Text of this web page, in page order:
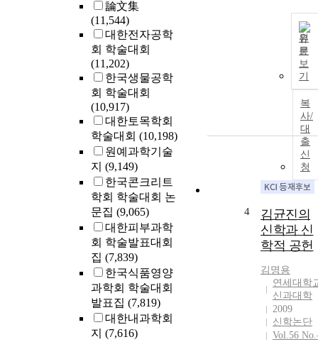
論文集
(11,544)
대한전자공학
회 학술대회
(11,202)
한국생물공학
회 학술대회
(10,917)
대한토목학회
학술대회 (10,198)
원예과학기술
지 (9,149)
한국콘크리트
학회 학술대회 논
문집 (9,065)
대한피부과학
회 학술발표대회
집 (7,839)
한국식품영양
과학회 학술대회
발표집 (7,819)
대한내과학회
지 (7,616)
원
문
보
기
복
사/
대
출
신
청
4
김균진의
신학과 신
학적 공헌
김명용
연세대학
신과대학
2009
신학논단
Vol.56